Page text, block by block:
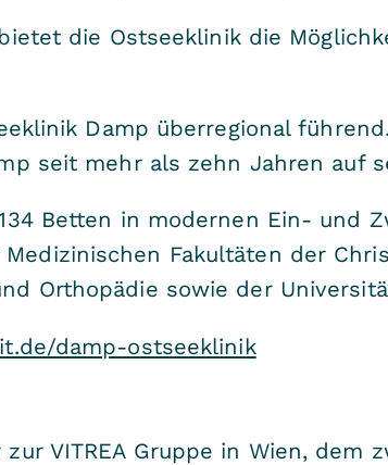
die Ostseeklinik die
Damp überregional
seit mehr als zehn Jahren auf
Betten in modernen Ein- und
Fakultäten der
Orthopädie sowie der
damp-ostseeklinik
VITREA Gruppe in Wien,